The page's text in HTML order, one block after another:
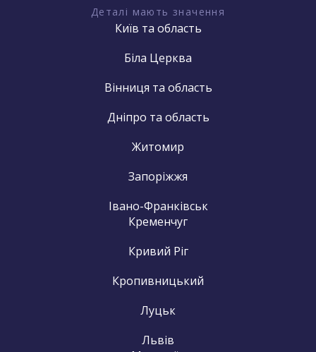
Деталі мають значення
Київ та область
Біла Церква
Вінниця та область
Дніпро та область
Житомир
Запоріжжя
Івано-Франківськ
Кременчуг
Кривий Ріг
Кропивницький
Луцьк
Львів